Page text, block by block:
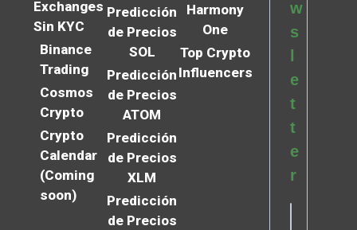
Exchanges
Sin KYC
Binance
Trading
Cosmos
Crypto
Crypto
Calendar
(Coming
soon)
Predicción
de Precios
SOL
Predicción
de Precios
ATOM
Predicción
de Precios
XLM
Predicción
de Precios
Harmony
One
Top Crypto
Influencers
w
s
e
t
t
e
r